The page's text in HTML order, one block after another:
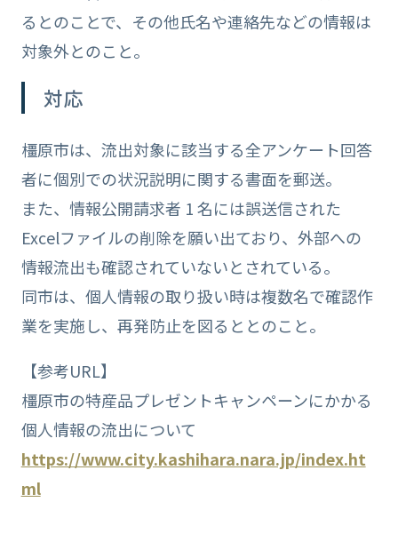
るとのことで、その他氏名や連絡先などの情報は
対象外とのこと。
対応
橿原市は、流出対象に該当する全アンケート回答
者に個別での状況説明に関する書面を郵送。
また、情報公開請求者 1 名には誤送信された
Excelファイルの削除を願い出ており、外部への
情報流出も確認されていないとされている。
同市は、個人情報の取り扱い時は複数名で確認作
業を実施し、再発防止を図るととのこと。
【参考URL】
橿原市の特産品プレゼントキャンペーンにかかる
個人情報の流出について
https://www.city.kashihara.nara.jp/index.ht
ml